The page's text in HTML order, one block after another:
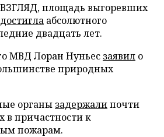
ВЗГЛЯД, площадь выгоревших
достигла абсолютного
двадцать лет.
МВД Лоран Нуньес заявил о
природных
органы задержалипочти
в причастности к
пожарам.